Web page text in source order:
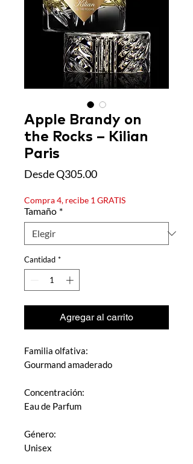
Apple Brandy on
the Rocks – Kilian
Paris
DesdeQ305.00Precio de oferta
Compra 4, recibe 1 GRATIS
Tamaño *
Cantidad *
Agregar al carrito
Familia olfativa:
Gourmand amaderado
Concentración:
Eau de Parfum
Género:
Unisex